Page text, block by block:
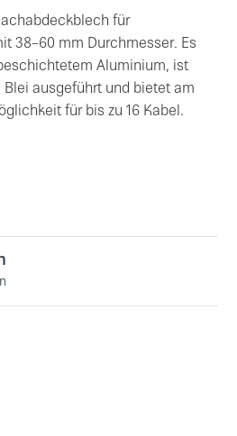
für
38–60 mm Durchmesser. Es
Aluminium, ist
ausgeführt und bietet am
für bis zu 16 Kabel.